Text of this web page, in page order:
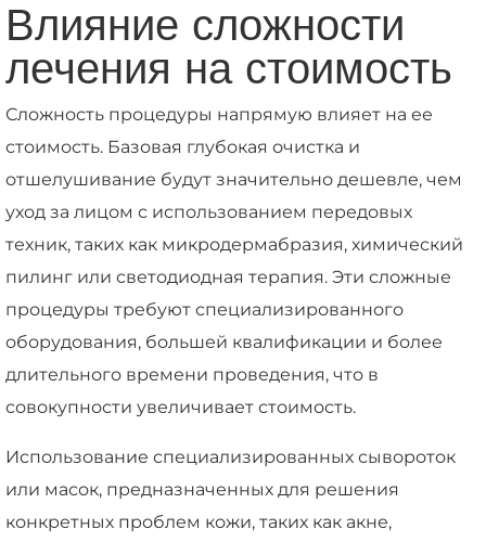
Влияние сложности
лечения на стоимость
Сложность процедуры напрямую влияет на ее
стоимость. Базовая глубокая очистка и
отшелушивание будут значительно дешевле, чем
уход за лицом с использованием передовых
техник, таких как микродермабразия, химический
пилинг или светодиодная терапия. Эти сложные
процедуры требуют специализированного
оборудования, большей квалификации и более
длительного времени проведения, что в
совокупности увеличивает стоимость.
Использование специализированных сывороток
или масок, предназначенных для решения
конкретных проблем кожи, таких как акне,